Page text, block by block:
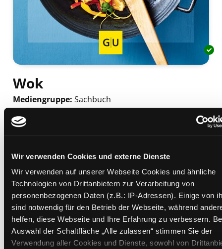
Wir verwenden Cookies und externe Dienste
Wir verwenden auf unserer Webseite Cookies und ähnliche
Technologien von Drittanbietern zur Verarbeitung von
personenbezogenen Daten (z.B.: IP-Adressen). Einige von
sind notwendig für den Betrieb der Webseite, während
helfen, diese Webseite und Ihre Erfahrung zu verbessern.
Auswahl der Schaltfläche „Alle zulassen“ stimmen Sie der
Verwendung aller Cookies und Dienste, sowohl von
Wok
Mediengruppe: Sachbuch
Verfasser:Suche nach diesem Verfasser
Ilies, Angelika
Mehr Informationen ein-/ausblenden
Exemplare
Zweigstelle:Nord - Geidorf
Signatur:VL.KS ILI